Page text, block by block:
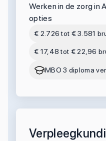
Werken in de zorg in
opties
€ 2.726 tot € 3.581
€ 17,48 tot € 22,96
MBO 3 diploma